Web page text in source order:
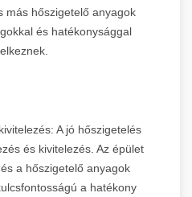
más hőszigetelő anyagok
és hatékonysággal
A jó hőszigetelés
és kivitelezés. Az épület
a hőszigetelő anyagok
a hatékony